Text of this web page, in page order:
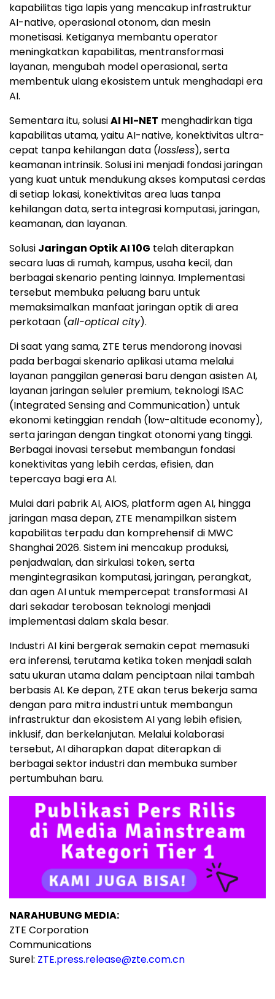
kapabilitas tiga lapis yang mencakup infrastruktur
AI-native, operasional otonom, dan mesin
monetisasi. Ketiganya membantu operator
meningkatkan kapabilitas, mentransformasi
layanan, mengubah model operasional, serta
membentuk ulang ekosistem untuk menghadapi era
AI.
Sementara itu, solusiAI HI-NET menghadirkan tiga
kapabilitas utama, yaitu AI-native, konektivitas ultra-
cepat tanpa kehilangan data (lossless), serta
keamanan intrinsik. Solusi ini menjadi fondasi jaringan
yang kuat untuk mendukung akses komputasi cerdas
di setiap lokasi, konektivitas area luas tanpa
kehilangan data, serta integrasi komputasi, jaringan,
keamanan, dan layanan.
Solusi Jaringan Optik AI 10G telah diterapkan
secara luas di rumah, kampus, usaha kecil, dan
berbagai skenario penting lainnya. Implementasi
tersebut membuka peluang baru untuk
memaksimalkan manfaat jaringan optik di area
perkotaan (all-optical city).
Di saat yang sama, ZTE terus mendorong inovasi
pada berbagai skenario aplikasi utama melalui
layanan panggilan generasi baru dengan asisten AI,
layanan jaringan seluler premium, teknologi ISAC
(Integrated Sensing and Communication) untuk
ekonomi ketinggian rendah (low-altitude economy),
serta jaringan dengan tingkat otonomi yang tinggi.
Berbagai inovasi tersebut membangun fondasi
konektivitas yang lebih cerdas, efisien, dan
tepercaya bagi era AI.
Mulai dari pabrik AI, AIOS, platform agen AI, hingga
jaringan masa depan, ZTE menampilkan sistem
kapabilitas terpadu dan komprehensif di MWC
Shanghai 2026. Sistem ini mencakup produksi,
penjadwalan, dan sirkulasi token, serta
mengintegrasikan komputasi, jaringan, perangkat,
dan agen AI untuk mempercepat transformasi AI
dari sekadar terobosan teknologi menjadi
implementasi dalam skala besar.
Industri AI kini bergerak semakin cepat memasuki
era inferensi, terutama ketika token menjadi salah
satu ukuran utama dalam penciptaan nilai tambah
berbasis AI. Ke depan, ZTE akan terus bekerja sama
dengan para mitra industri untuk membangun
infrastruktur dan ekosistem AI yang lebih efisien,
inklusif, dan berkelanjutan. Melalui kolaborasi
tersebut, AI diharapkan dapat diterapkan di
berbagai sektor industri dan membuka sumber
pertumbuhan baru.
NARAHUBUNG MEDIA:
ZTE Corporation
Communications
Surel: ZTE.press.release@zte.com.cn